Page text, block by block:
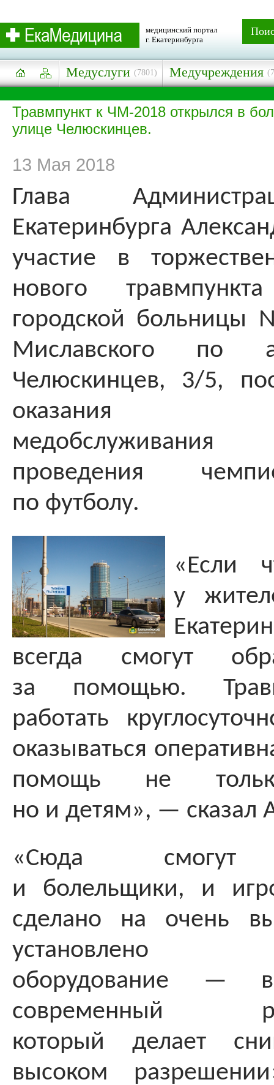
медицинский портал
г. Екатеринбурга
Медуслуги (7801) Медучреждения
Травмпункт к ЧМ-2018 открылся в
улице Челюскинцев.
13 Мая 2018
Глава
Екатеринбурга
участие в
нового
городской
Миславского по
Челюскинцев, 3/5,
оказания
проведения
по футболу.
«Если
у
всегда смогут
за помощью.
работать
оказываться
помощь не
но и детям», — сказал
«Сюда смогут
и болельщики, и
сделано на очень
установлено
оборудование —
современный
который делает
высоком